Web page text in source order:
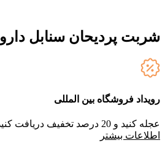
شربت پردیحان سنابل دارو
رویداد فروشگاه بین المللی
عجله کنید و 20 درصد تخفیف دریافت کنید.
طلاعات بیشتر